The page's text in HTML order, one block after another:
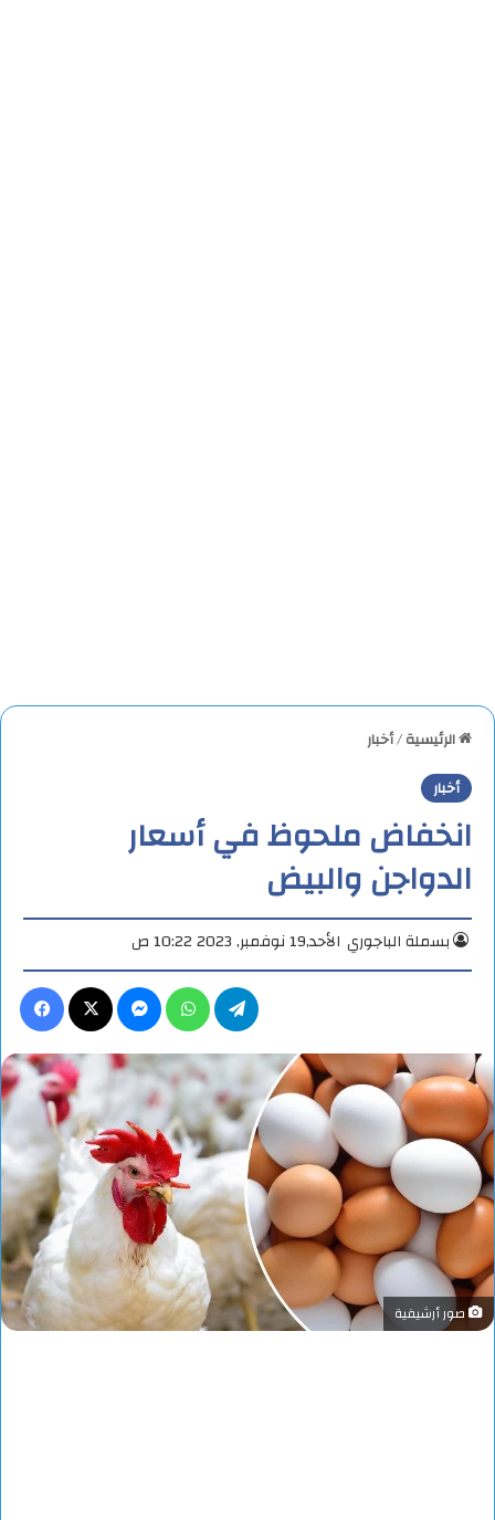
الرئيسية/أخبار
أخبار
انخفاض ملحوظ في أسعار
الدواجن والبيض
بسملة الباجوري الأحد,19 نوفمبر, 2023 10:22 ص
ماسنجر واتساب تيلقرام
صور أرشيفية